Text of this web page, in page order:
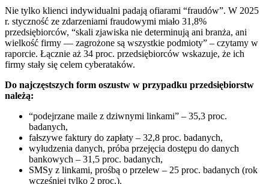
Nie tylko klienci indywidualni padają ofiarami “fraudów”. W 2025
r. styczność ze zdarzeniami fraudowymi miało 31,8%
przedsiębiorców, “skali zjawiska nie determinują ani branża, ani
wielkość firmy — zagrożone są wszystkie podmioty” – czytamy w
raporcie. Łącznie aż 34 proc. przedsiębiorców wskazuje, że ich
firmy stały się celem cyberataków.
Do najczęstszych form oszustw w przypadku przedsiębiorstw
należą:
“podejrzane maile z dziwnymi linkami” – 35,3 proc.
badanych,
fałszywe faktury do zapłaty – 32,8 proc. badanych,
wyłudzenia danych, próba przejęcia dostępu do danych
bankowych – 31,5 proc. badanych,
SMSy z linkami, prośbą o przelew – 25 proc. badanych (rok
wcześniej tylko 2 proc.).